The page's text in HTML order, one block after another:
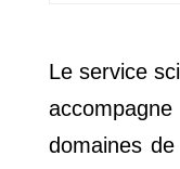
Le service
domaines